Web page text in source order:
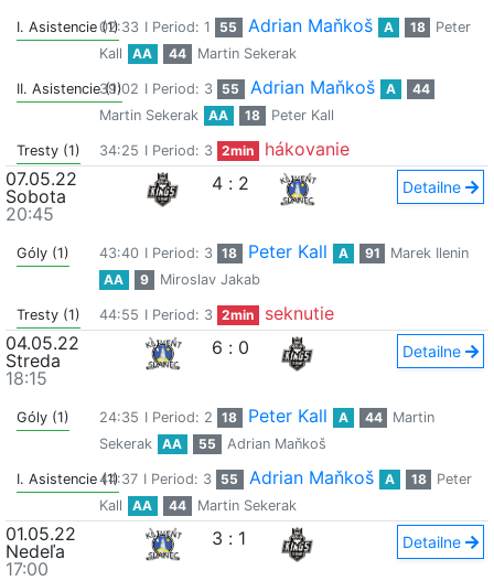
I. Asistencie (1)02:33 I Period: 1 55 Adrian Maňkoš A 18
Peter
Kall
AA 44 Martin Sekerak
II. Asistencie (1)
39:02 I Period: 3 55 Adrian Maňkoš A
44
Martin Sekerak
AA 18 Peter Kall
Tresty (1) 34:25 I Period: 3 2min
hákovanie
07.05.22
Sobota
20:45
4 : 2 Detailne
Góly (1) 43:40 I Period: 3 18 Peter Kall A 91
Marek Ilenin
AA
9 Miroslav Jakab
Tresty (1) 44:55 I Period: 3 2min
seknutie
04.05.22
Streda
18:15
6 : 0 Detailne
Góly (1) 24:35 I Period: 2 18 Peter Kall A 44
Martin
Sekerak
AA 55 Adrian Maňkoš
I. Asistencie (1)44:37 I Period: 3 55 Adrian Maňkoš A 18
Peter
Kall
AA 44 Martin Sekerak
01.05.22
Nedeľa
17:00
3 : 1 Detailne